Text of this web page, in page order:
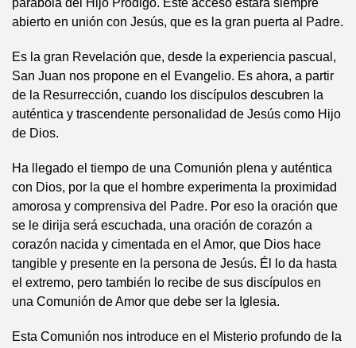
parábola del Hijo Pródigo. Este acceso estará siempre
abierto en unión con Jesús, que es la gran puerta al Padre.
Es la gran Revelación que, desde la experiencia pascual,
San Juan nos propone en el Evangelio. Es ahora, a partir
de la Resurrección, cuando los discípulos descubren la
auténtica y trascendente personalidad de Jesús como Hijo
de Dios.
Ha llegado el tiempo de una Comunión plena y auténtica
con Dios, por la que el hombre experimenta la proximidad
amorosa y comprensiva del Padre. Por eso la oración que
se le dirija será escuchada, una oración de corazón a
corazón nacida y cimentada en el Amor, que Dios hace
tangible y presente en la persona de Jesús. Él lo da hasta
el extremo, pero también lo recibe de sus discípulos en
una Comunión de Amor que debe ser la Iglesia.
Esta Comunión nos introduce en el Misterio profundo de la